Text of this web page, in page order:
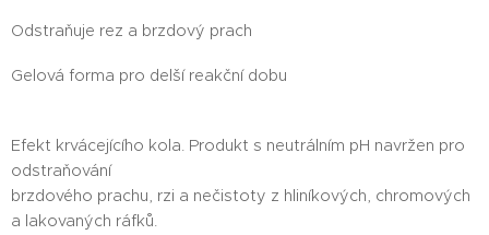
Odstraňuje rez a brzdový prach
Gelová forma pro delší reakční dobu
Efekt krvácejícího kola. Produkt s neutrálním pH navržen pro
odstraňování
brzdového prachu, rzi a nečistoty z hliníkových, chromových
a lakovaných ráfků.